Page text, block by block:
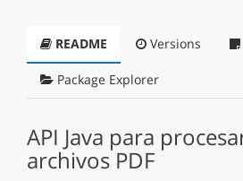
README Versions
Package Explorer
API Java para
archivos PDF